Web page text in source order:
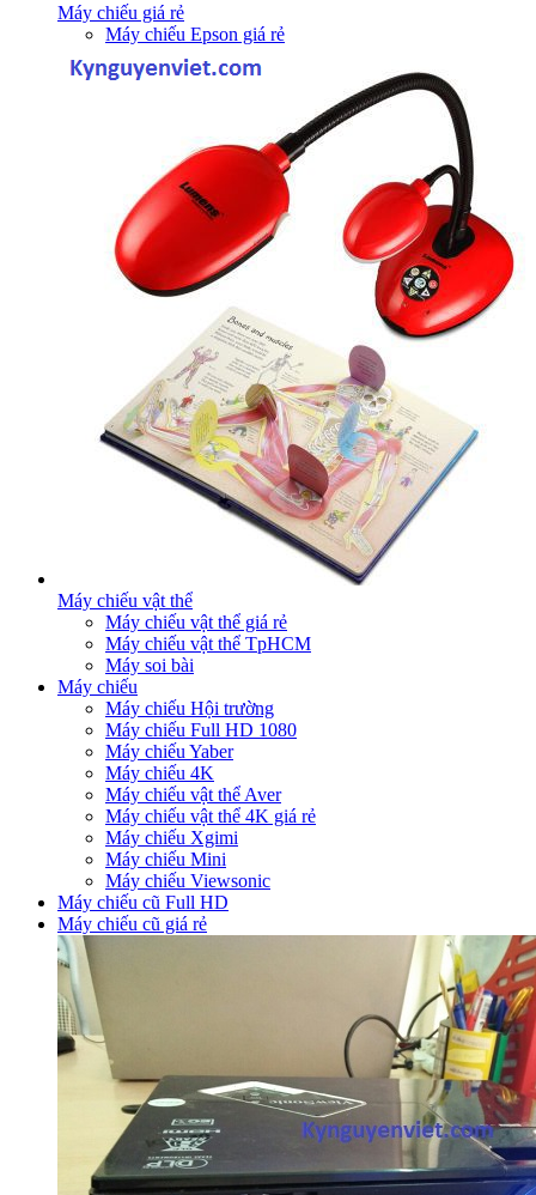
Máy chiếu giá rẻ
Máy chiếu Epson giá rẻ
Máy chiếu vật thể
Máy chiếu vật thể giá rẻ
Máy chiếu vật thể TpHCM
Máy soi bài
Máy chiếu
Máy chiếu Hội trường
Máy chiếu Full HD 1080
Máy chiếu Yaber
Máy chiếu 4K
Máy chiếu vật thể Aver
Máy chiếu vật thể 4K giá rẻ
Máy chiếu Xgimi
Máy chiếu Mini
Máy chiếu Viewsonic
Máy chiếu cũ Full HD
Máy chiếu cũ giá rẻ